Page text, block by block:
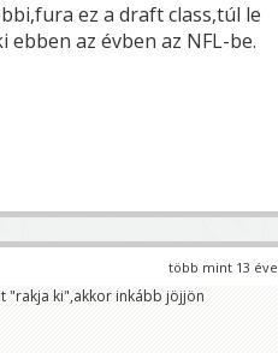
ez a draft class,túl le
az évben az NFL-be.
több mint 13 éve
"rakja ki",akkor inkább jöjjön